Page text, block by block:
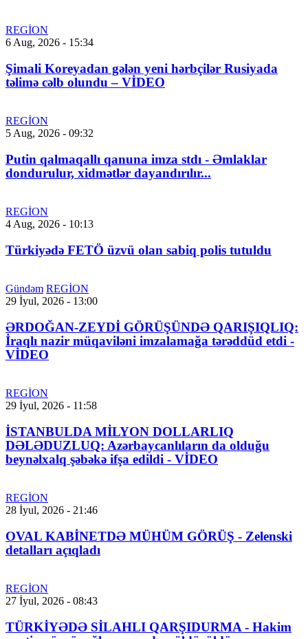
REGİON
6 Aug, 2026 - 15:34
Şimali Koreyadan gələn yeni hərbçilər Rusiyada
təlimə cəlb olundu – VİDEO
REGİON
5 Aug, 2026 - 09:32
Putin qalmaqallı qanuna imza stdı - Əmlaklar
dondurulur, xidmətlər dayandırılır...
REGİON
4 Aug, 2026 - 10:13
Türkiyədə FETÖ üzvü olan sabiq polis tutuldu
Gündəm REGİON
29 İyul, 2026 - 13:00
ƏRDOĞAN-ZEYDİ GÖRÜŞÜNDƏ QARIŞIQLIQ:
İraqlı nazir müqaviləni imzalamağa tərəddüd etdi -
VİDEO
REGİON
29 İyul, 2026 - 11:58
İSTANBULDA MİLYON DOLLARLIQ
DƏLƏDUZLUQ: Azərbaycanlıların da olduğu
beynəlxalq şəbəkə ifşa edildi - VİDEO
REGİON
28 İyul, 2026 - 21:46
OVAL KABİNETDƏ MÜHÜM GÖRÜŞ - Zelenski
detalları açıqladı
REGİON
27 İyul, 2026 - 08:43
TÜRKİYƏDƏ SİLAHLI QARŞIDURMA - Hakim